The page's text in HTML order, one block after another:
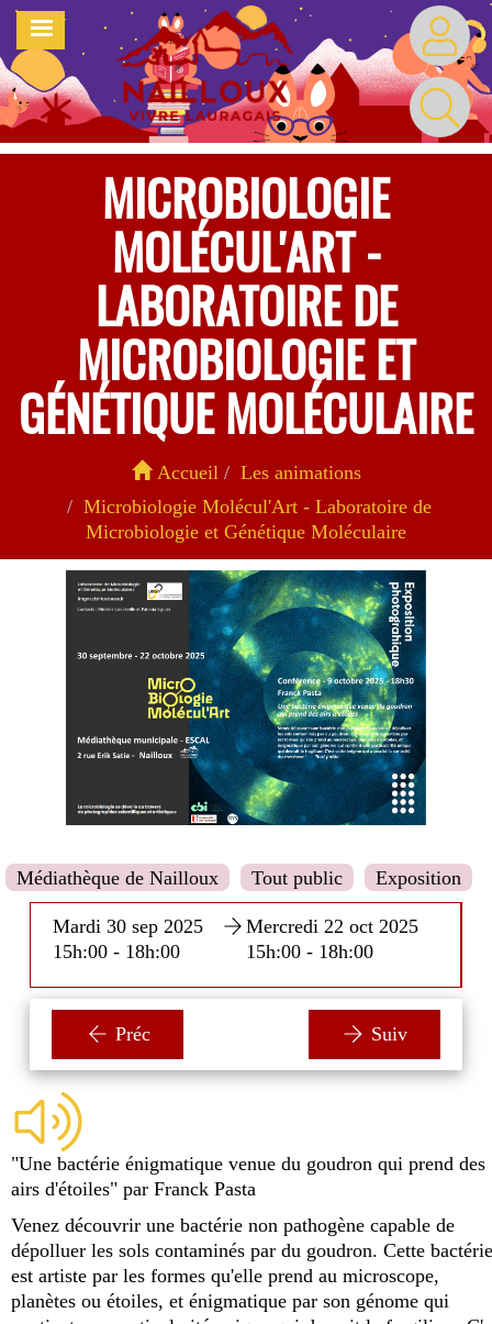
Aller
contenu
principal
MENU
MICROBIOLOGIE
MOLÉCUL'ART -
LABORATOIRE DE
MICROBIOLOGIE ET
GÉNÉTIQUE MOLÉCULAIRE
Accueil
Les animations
Microbiologie Molécul'Art - Laboratoire de
Microbiologie et Génétique Moléculaire
Médiathèque de Nailloux Tout public Exposition
Mardi 30 sep 2025
15h:00 - 18h:00
Mercredi 22 oct 2025
15h:00 - 18h:00
Préc Suiv
"Une bactérie énigmatique venue du goudron qui prend des
airs d'étoiles" par Franck Pasta
Venez découvrir une bactérie non pathogène capable de
dépolluer les sols contaminés par du goudron. Cette bactérie
est artiste par les formes qu'elle prend au microscope,
planètes ou étoiles, et énigmatique par son génome qui